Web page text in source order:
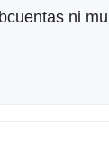
ni